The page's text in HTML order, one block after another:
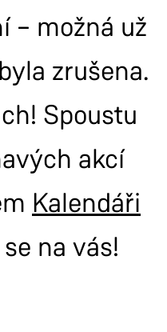
– možná už
zrušena.
Spoustu
akcí
Kalendáři
na vás!